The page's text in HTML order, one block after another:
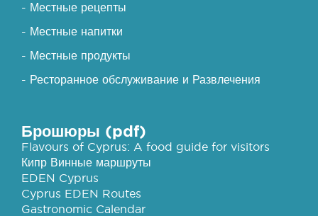
- Местные рецепты
- Местные напитки
- Местные продукты
- Ресторанное обслуживание и Развлечения
Брошюры (pdf)
Flavours of Cyprus: A food guide for visitors
Кипр Винные маршруты
EDEN Cyprus
Cyprus EDEN Routes
Gastronomic Calendar